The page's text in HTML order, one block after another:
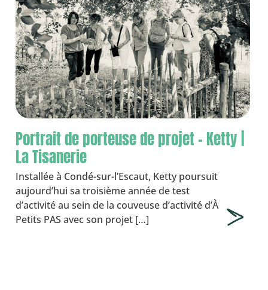
Portrait de porteuse de projet – Ketty |
La Tisanerie
Installée à Condé-sur-l’Escaut, Ketty poursuit
aujourd’hui sa troisième année de test
d’activité au sein de la couveuse d’activité d’À
Petits PAS avec son projet […]